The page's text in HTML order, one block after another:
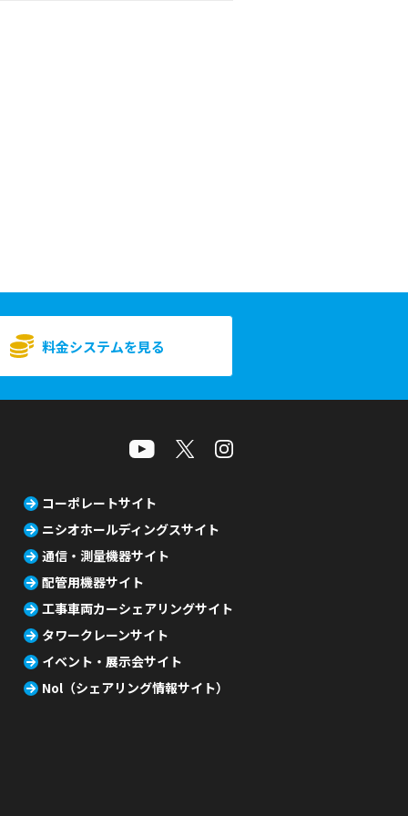
料金システムを見る
コーポレートサイト
ニシオホールディングスサイト
通信・測量機器サイト
配管用機器サイト
工事車両カーシェアリングサイト
タワークレーンサイト
イベント・展示会サイト
Nol（シェアリング情報サイト）